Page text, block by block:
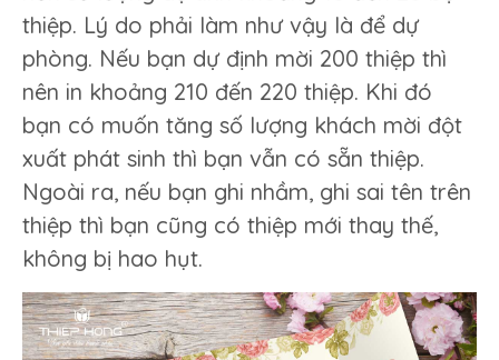
thiệp. Lý do phải làm như vậy là để dự
phòng. Nếu bạn dự định mời 200 thiệp thì
nên in khoảng 210 đến 220 thiệp. Khi đó
bạn có muốn tăng số lượng khách mời đột
xuất phát sinh thì bạn vẫn có sẵn thiệp.
Ngoài ra, nếu bạn ghi nhầm, ghi sai tên trên
thiệp thì bạn cũng có thiệp mới thay thế,
không bị hao hụt.